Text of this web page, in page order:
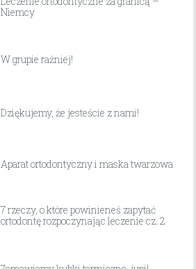
Niemcy
W grupie raźniej!
Dziękujemy, że jesteście z nami!
Aparat ortodontyczny i maska twarzowa
7 rzeczy, o które powinieneś zapytać
ortodontę rozpoczynając leczenie cz. 2